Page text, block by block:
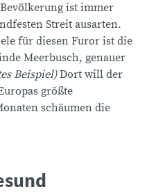
ist immer
Streit ausarten.
für diesen Furor ist die
Meerbusch, genauer
Beispiel)Dort will der
größte
schäumen die